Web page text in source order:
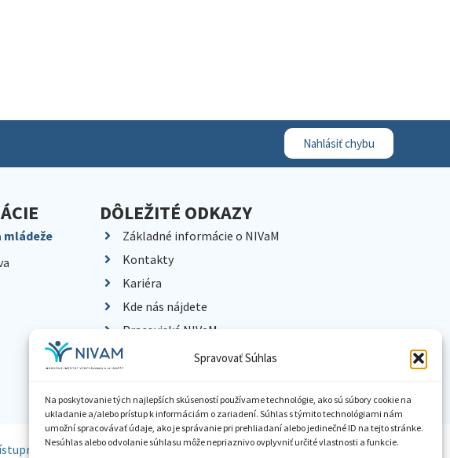
Spravovať Súhlas
Na poskytovanie tých najlepších skúseností používame technológie, ako sú súbory cookie na
ukladanie a/alebo prístup k informáciám o zariadení. Súhlas s týmito technológiami nám
umožní spracovávať údaje, ako je správanie pri prehliadaní alebo jedinečné ID na tejto stránke.
Nesúhlas alebo odvolanie súhlasu môže nepriaznivo ovplyvniť určité vlastnosti a funkcie.
Nahlásiť chybu
mládeže
DÔLEŽITÉ ODKAZY
Základné informácie o NIVaM
Kontakty
Kariéra
Kde nás nájdete
Pracoviská NIVaM
Dokumenty inštitúcie
Sprístupnenie informácií Nastavenia cookies GDPR